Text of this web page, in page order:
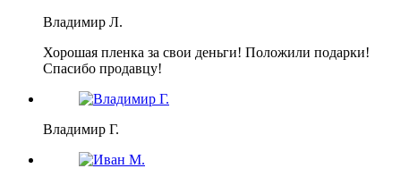
Владимир Л.
Хорошая пленка за свои деньги! Положили подарки!
Спасибо продавцу!
Владимир Г.